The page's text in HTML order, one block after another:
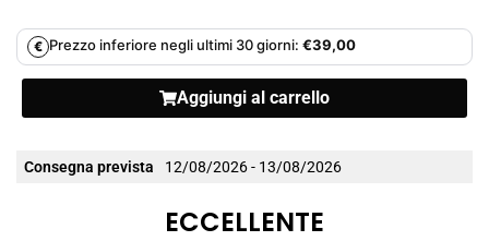
€ Prezzo inferiore negli ultimi 30 giorni: €39,00
Aggiungi al carrello
Consegna prevista 12/08/2026 - 13/08/2026
ECCELLENTE